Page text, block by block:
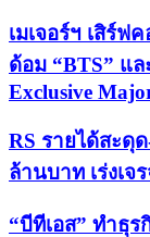
เมเจอร์ฯ เสิร์
ด้อม “BTS” แ
Exclusive
RS รายได้สะดุ
ล้านบาท เร่งเจ
“บีทีเอส” ทำธุร